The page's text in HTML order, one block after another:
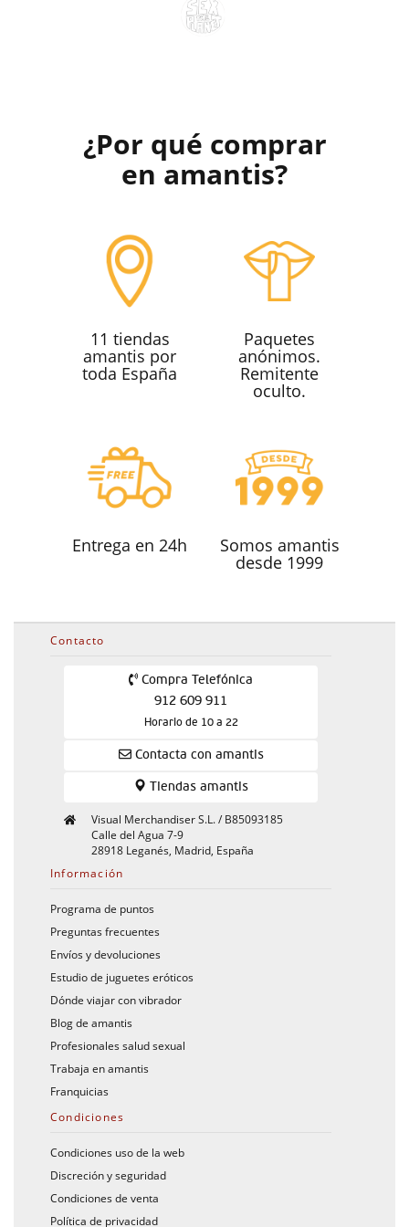
¿Por qué comprar
en amantis?
11 tiendas
amantis por
toda España
Paquetes
anónimos.
Remitente
oculto.
Entrega en 24h Somos amantis
desde 1999
Contacto
Compra Telefónica
912 609 911
Horario de 10 a 22
Contacta con amantis
Tiendas amantis
Visual Merchandiser S.L. / B85093185
Calle del Agua 7-9
28918 Leganés, Madrid, España
Información
Programa de puntos
Preguntas frecuentes
Envíos y devoluciones
Estudio de juguetes eróticos
Dónde viajar con vibrador
Blog de amantis
Profesionales salud sexual
Trabaja en amantis
Franquicias
Condiciones
Condiciones uso de la web
Discreción y seguridad
Condiciones de venta
Política de privacidad